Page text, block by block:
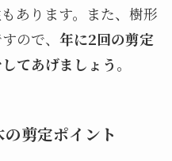
あります。また、樹形
ので、 年に2回の剪定
てあげましょう。
剪定ポイント